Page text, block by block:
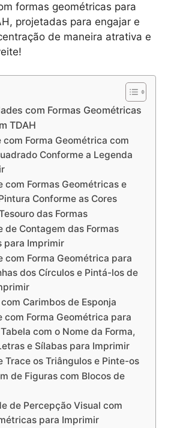
formas geométricas para
projetadas para engajar e
de maneira atrativa e
com Formas Geométricas
TDAH
com Forma Geométrica com
Conforme a Legenda
com Formas Geométricas e
Conforme as Cores
das Formas
de Contagem das Formas
para Imprimir
com Forma Geométrica para
dos Círculos e Pintá-los de
Carimbos de Esponja
com Forma Geométrica para
com o Nome da Forma,
e Sílabas para Imprimir
Trace os Triângulos e Pinte-os
de Figuras com Blocos de
de Percepção Visual com
para Imprimir